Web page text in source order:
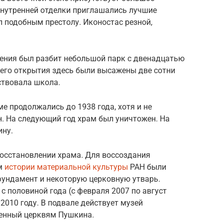
отделки приглашались лучшие
престолу. Иконостас резной,
был разбит небольшой парк с двенадцатью
открытия здесь были высажены две сотни
школа.
продолжались до 1938 года, хотя и не
На следующий год храм был уничтожен. На
храма. Для воссоздания
истории материальной культуры РАН были
и некоторую церковную утварь.
половиной года (с февраля 2007 по август
году. В подвале действует музей
церквям Пушкина.